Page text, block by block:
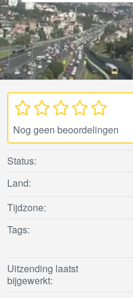
Nog geen beoordelingen
Status:
Land:
Tijdzone:
Tags:
Uitzending laatst
bijgewerkt: